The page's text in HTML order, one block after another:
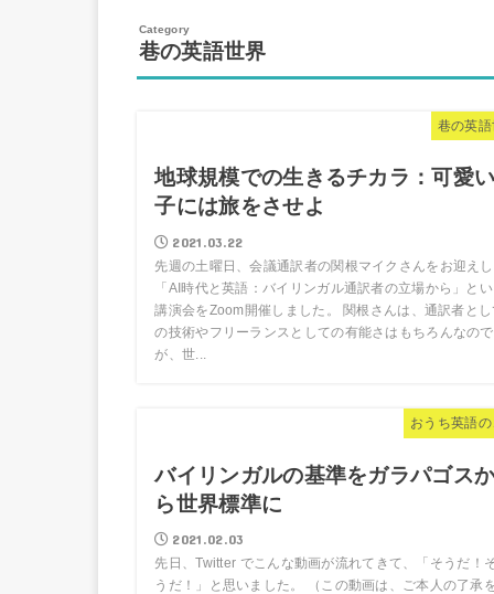
巷の英語世界
巷の英
地球規模での生きるチカラ：可愛
子には旅をさせよ
2021.03.22
先週の土曜日、会議通訳者の関根マイクさんをお迎え
「AI時代と英語：バイリンガル通訳者の立場から」と
講演会をZoom開催しました。 関根さんは、通訳者とし
の技術やフリーランスとしての有能さはもちろんなの
が、世...
おうち英語
バイリンガルの基準をガラパゴス
ら世界標準に
2021.02.03
先日、Twitter でこんな動画が流れてきて、「そうだ！
うだ！」と思いました。 （この動画は、ご本人の了承